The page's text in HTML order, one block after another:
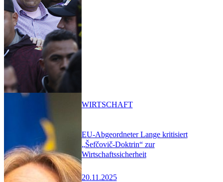
EU-Abgeordneter Lange kritisiert
„Šefčovič-Doktrin“ zur
Wirtschaftssicherheit
20.11.2025
WIRTSCHAFT